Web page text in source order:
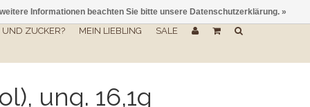
UND ZUCKER? MEIN LIEBLING SALE
ung. 16,1g
Informationen beachten Sie bitte unsere Datenschutzerklärung. »